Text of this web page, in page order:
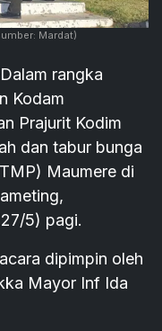
Mardat)
rangka
Kodam
Prajurit Kodim
dan tabur bunga
Maumere di
5) pagi.
dipimpin oleh
Mayor Inf Ida